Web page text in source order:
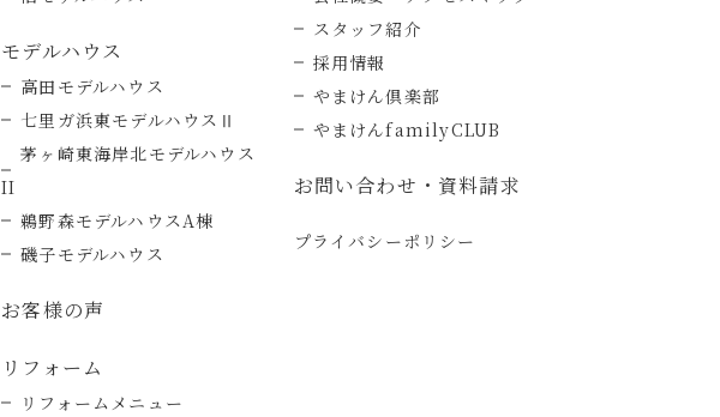
モデルハウス
高田モデルハウス
七里ガ浜東モデルハウスⅡ
茅ヶ崎東海岸北モデルハウス
II
鵜野森モデルハウスA棟
磯子モデルハウス
お客様の声
リフォーム
リフォームメニュー
スタッフ紹介
採用情報
やまけん倶楽部
やまけんfamilyCLUB
お問い合わせ・資料請求
プライバシーポリシー